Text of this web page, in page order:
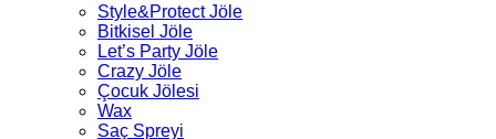
Style&Protect Jöle
Bitkisel Jöle
Let’s Party Jöle
Crazy Jöle
Çocuk Jölesi
Wax
Saç Spreyi